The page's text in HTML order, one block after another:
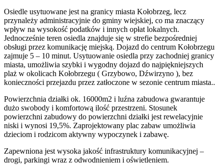
Osiedle usytuowane jest na granicy miasta Kołobrzeg, lecz
przynależy administracyjnie do gminy wiejskiej, co ma znaczący
wpływ na wysokość podatków i innych opłat lokalnych.
Jednocześnie teren osiedla znajduje się w strefie bezpośredniej
obsługi przez komunikację miejską. Dojazd do centrum Kołobrzegu
zajmuje 5 – 10 minut. Usytuowanie osiedla przy zachodniej granicy
miasta, umożliwia szybki i wygodny dojazd do najpiękniejszych
plaż w okolicach Kołobrzegu ( Grzybowo, Dźwirzyno ), bez
konieczności przejazdu przez zatłoczone w sezonie centrum miasta..
Powierzchnia działki ok. 16000m2 i luźna zabudowa gwarantuje
dużo swobody i komfortową ilość przestrzeni. Stosunek
powierzchni zabudowy do powierzchni działki jest rewelacyjnie
niski i wynosi 19,5%. Zaprojektowany plac zabaw umożliwia
dzieciom i rodzicom aktywny wypoczynek i zabawę.
Zapewniona jest wysoka jakość infrastruktury komunikacyjnej –
drogi, parkingi wraz z odwodnieniem i oświetleniem.